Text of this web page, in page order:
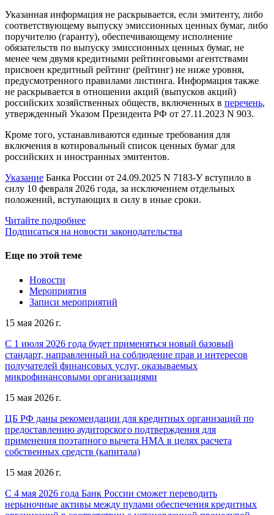
Указанная информация не раскрывается, если эмитенту, либо
соответствующему выпуску эмиссионных ценных бумаг, либо
поручителю (гаранту), обеспечивающему исполнение
обязательств по выпуску эмиссионных ценных бумаг, не
менее чем двумя кредитными рейтинговыми агентствами
присвоен кредитный рейтинг (рейтинг) не ниже уровня,
предусмотренного правилами листинга. Информация также
не раскрывается в отношении акций (выпусков акций)
российских хозяйственных обществ, включенных в перечень,
утвержденный Указом Президента РФ от 27.11.2023 N 903.
Кроме того, устанавливаются единые требования для
включения в котировальный список ценных бумаг для
российских и иностранных эмитентов.
Указание Банка России от 24.09.2025 N 7183-У вступило в
силу 10 февраля 2026 года, за исключением отдельных
положений, вступающих в силу в иные сроки.
Читайте подробнее
Подписаться на новости законодательства
Еще по этой теме
Новости
Мероприятия
Записи мероприятий
15 мая 2026 г.
С 1 июля 2026 года будет применяться новый базовый
стандарт, направленный на соблюдение прав и интересов
получателей финансовых услуг, оказываемых
микрофинансовыми организациями
15 мая 2026 г.
ЦБ РФ даны рекомендации для кредитных организаций по
предоставлению аудиторского подтверждения для
применения поэтапного вычета НМА в целях расчета
собственных средств (капитала)
15 мая 2026 г.
С 4 мая 2026 года Банк России сможет переводить
нерыночные активы между пулами обеспечения кредитных